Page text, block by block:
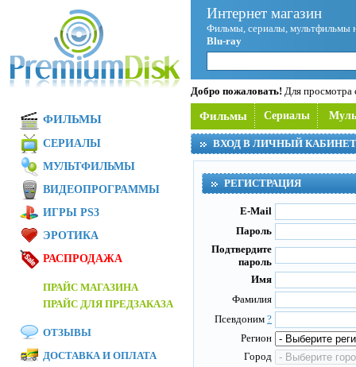
Интернет магазин
Фильмы, сериалы, мультфильмы
Blu-ray
Добро пожаловать! Для просмотра
Фильмы Сериалы
ВХОД В ЛИЧНЫЙ КАБИНЕТ
РЕГИСТРАЦИЯ
E-Mail
Пароль
Подтвердите
пароль
Имя
Фамилия
Псевдоним ?
Регион
Город
ФИЛЬМЫ
СЕРИАЛЫ
МУЛЬТФИЛЬМЫ
ВИДЕОПРОГРАММЫ
ИГРЫ PS3
ЭРОТИКА
РАСПРОДАЖА
ПРАЙС МАГАЗИНА
ПРАЙС ДЛЯ ПРЕДЗАКАЗА
ОТЗЫВЫ
ДОСТАВКА И ОПЛАТА